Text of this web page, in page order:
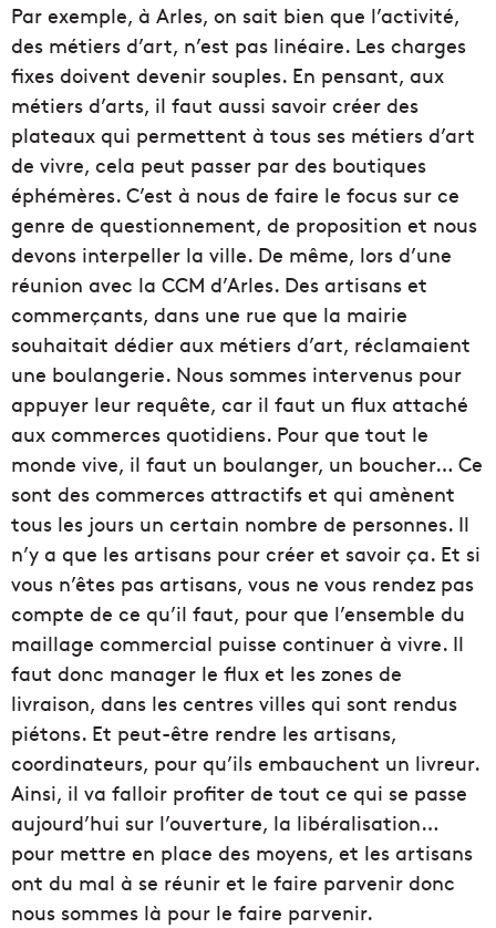
Par exemple, à Arles, on sait bien que l’activité,
des métiers d’art, n’est pas linéaire. Les charges
fixes doivent devenir souples. En pensant, aux
métiers d’arts, il faut aussi savoir créer des
plateaux qui permettent à tous ses métiers d’art
de vivre, cela peut passer par des boutiques
éphémères. C’est à nous de faire le focus sur ce
genre de questionnement, de proposition et nous
devons interpeller la ville. De même, lors d’une
réunion avec la CCM d’Arles. Des artisans et
commerçants, dans une rue que la mairie
souhaitait dédier aux métiers d’art, réclamaient
une boulangerie. Nous sommes intervenus pour
appuyer leur requête, car il faut un flux attaché
aux commerces quotidiens. Pour que tout le
monde vive, il faut un boulanger, un boucher… Ce
sont des commerces attractifs et qui amènent
tous les jours un certain nombre de personnes. Il
n’y a que les artisans pour créer et savoir ça. Et si
vous n’êtes pas artisans, vous ne vous rendez pas
compte de ce qu’il faut, pour que l’ensemble du
maillage commercial puisse continuer à vivre. Il
faut donc manager le flux et les zones de
livraison, dans les centres villes qui sont rendus
piétons. Et peut-être rendre les artisans,
coordinateurs, pour qu’ils embauchent un livreur.
Ainsi, il va falloir profiter de tout ce qui se passe
aujourd’hui sur l’ouverture, la libéralisation…
pour mettre en place des moyens, et les artisans
ont du mal à se réunir et le faire parvenir donc
nous sommes là pour le faire parvenir.